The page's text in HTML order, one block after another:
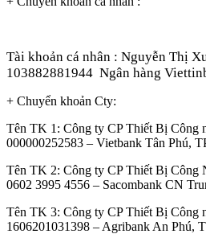
Tài khoản cá nhân : Nguyễn Thị
103882881944 Ngân hàng
+ Chuyển khoản Cty:
Tên TK 1: Công ty CP Thiết Bị Công
000000252583 – Vietbank Tân Phú,
Tên TK 2: Công ty CP Thiết Bị Công
0602 3995 4556 – Sacombank CN
Tên TK 3: Công ty CP Thiết Bị Công
1606201031398 – Agribank An Phú,